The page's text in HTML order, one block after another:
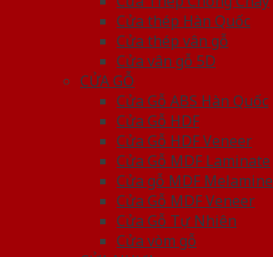
Cửa thép Hàn Quốc
Cửa thép vân gỗ
Cửa vân gỗ 5D
CỬA GỖ
Cửa Gỗ ABS Hàn Quốc
Cửa Gỗ HDF
Cửa Gỗ HDF Veneer
Cửa Gỗ MDF Laminate
Cửa gỗ MDF Melamine
Cửa Gỗ MDF Veneer
Cửa Gỗ Tự Nhiên
Cửa vòm gỗ